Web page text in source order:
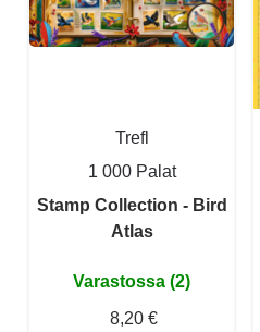
Trefl
1 000 Palat
Stamp Collection - Bird
Atlas
Varastossa (2)
8,20 €